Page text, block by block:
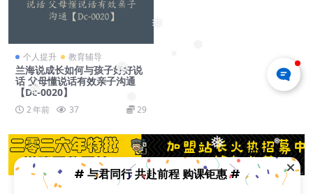
❅
❅
❅
❅
❅
个人提升 教育辅导
兰海说成长如何与孩子好好说
话 父母懂说话有效亲子沟通
【Dc-0020】
2 年前 37 29
# 与君同行 共赴前程 购课钜惠 #